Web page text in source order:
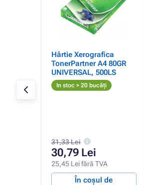
Hârtie Xerografica
TonerPartner A4 80GR
UNIVERSAL, 500LS
In stoc > 20 bucăți
31,33 Lei
30,79 Lei
25,45 Lei fără TVA
În coșul de